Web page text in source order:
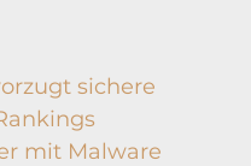
sichere
mit Malware